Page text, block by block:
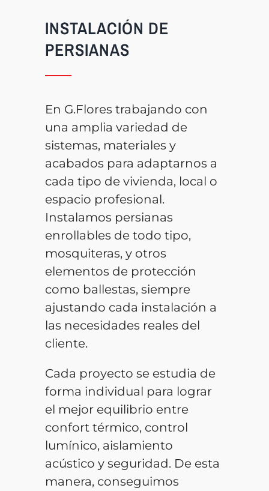
INSTALACIÓN DE
PERSIANAS
En G.Flores trabajando con
una amplia variedad de
sistemas, materiales y
acabados para adaptarnos a
cada tipo de vivienda, local o
espacio profesional.
Instalamos persianas
enrollables de todo tipo,
mosquiteras, y otros
elementos de protección
como ballestas, siempre
ajustando cada instalación a
las necesidades reales del
cliente.
Cada proyecto se estudia de
forma individual para lograr
el mejor equilibrio entre
confort térmico, control
lumínico, aislamiento
acústico y seguridad. De esta
manera, conseguimos